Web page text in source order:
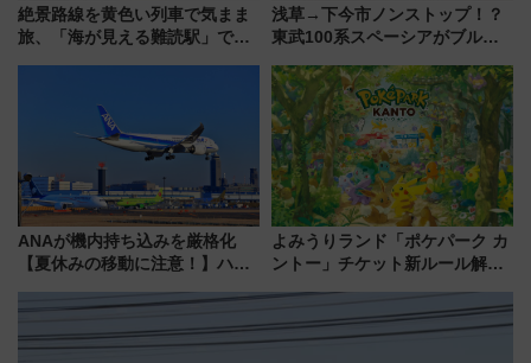
絶景路線を黄色い列車で気まま
旅、「海が見える難読駅」で幸
の舞台は「島原鉄道」
浅草→下今市ノンストップ！？
東武100系スペーシアがブルー
ー当時の停車駅」を再現 運転
時刻や特急券の買い方を紹介
ANAが機内持ち込みを厳格化
【夏休みの移動に注意！】ハン
「身の回り品」新サイズ制限
(40×30×20cm)おさらい
よみうりランド「ポケパーク カ
ントー」チケット新ルール解
本人確認が11月スタート